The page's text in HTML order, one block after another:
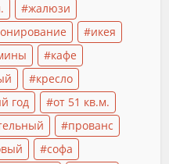
жалюзи
икея
кафе
кресло
год
от 51 кв.м.
прованс
софа